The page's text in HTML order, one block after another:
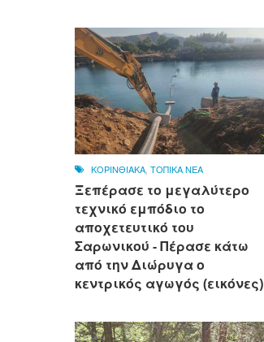
ΚΟΡΙΝΘΙΑΚΑ ΤΟΠΙΚΑ ΝΕΑ
Ξεπέρασε το μεγαλύτερο
τεχνικό εμπόδιο το
αποχετευτικό του
Σαρωνικού - Πέρασε κάτω
από την Διώρυγα ο
κεντρικός αγωγός (εικόνες)